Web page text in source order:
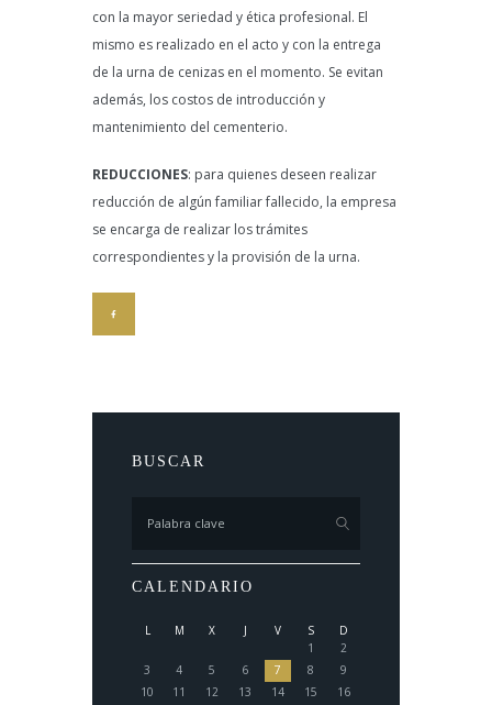
con la mayor seriedad y ética profesional. El
mismo es realizado en el acto y con la entrega
de la urna de cenizas en el momento. Se evitan
además, los costos de introducción y
mantenimiento del cementerio.
REDUCCIONES: para quienes deseen realizar
reducción de algún familiar fallecido, la empresa
se encarga de realizar los trámites
correspondientes y la provisión de la urna.
BUSCAR
CALENDARIO
L M X J V S
D
1
2
3
4 5 6 7 8
9
10
11 12 13 14 15
16